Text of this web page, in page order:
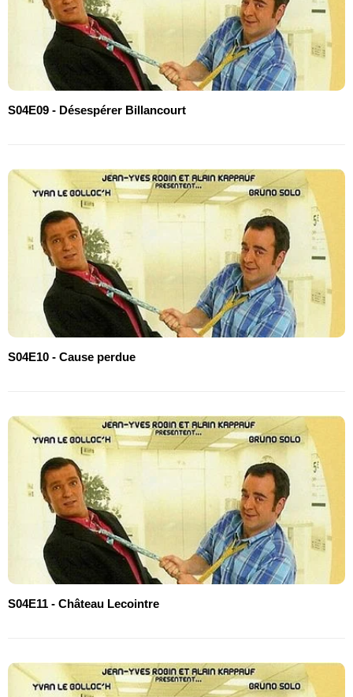
S04E09 - Désespérer Billancourt
S04E10 - Cause perdue
S04E11 - Château Lecointre